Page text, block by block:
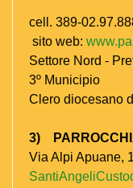
cell. 389-
sito web:
Settore Nord -
3º Municipio
Clero diocesano
3)
Via Alpi Apuane,